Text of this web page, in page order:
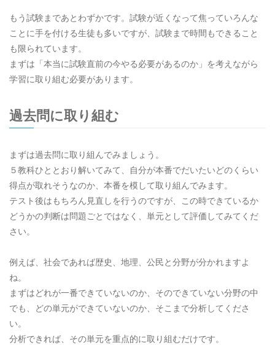
もう試験まであとわずかです。試験が近くなって焦っていろんな
ことに手を付ける生徒も多いですが、試験まで時間もできること
も限られています。
まずは「本当に試験直前の今やる必要があるのか」を考えながら
学習に取り組む必要があります。
過去問に取り組む
まずは過去問に取り組んでみましょう。
５教科ひととおり解いてみて、自分が本番でだいたいどのくらい
得点が取れそうなのか、本番を模して取り組んでみます。
テスト後はもちろん見直しを行うのですが、この時できているか
どうかの判断は問題ごとではなく、単元として評価してみてくだ
さい。
例えば、社会であれば歴史、地理、公民と分野が分かれますよ
ね。
まずはどれが一番できていないのか、そのできていない分野の中
でも、どの単元ができていないのか、そこまで分析してくださ
い。
分析できれば、その単元を重点的に取り組むだけです。